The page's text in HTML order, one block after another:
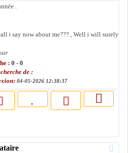
.
i say now about me??? , Well i will surely
: 0 - 0
de :
04-05-2026 12:38:37